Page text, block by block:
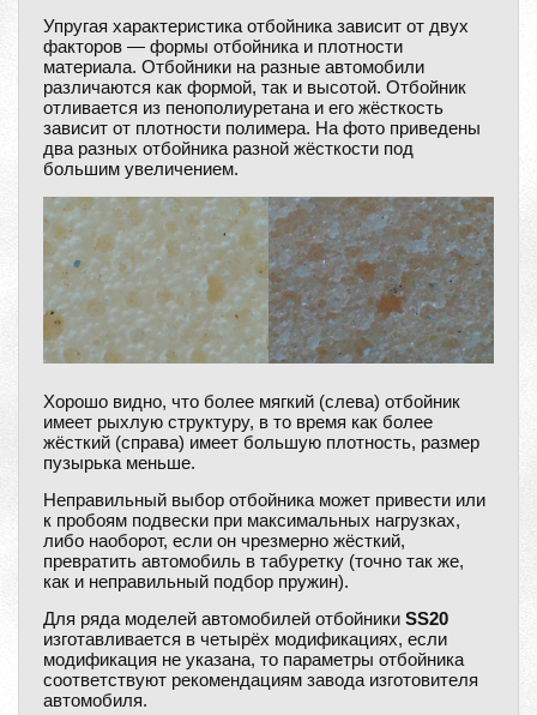
Упругая характеристика отбойника зависит от двух
факторов — формы отбойника и плотности
материала. Отбойники на разные автомобили
различаются как формой, так и высотой. Отбойник
отливается из пенополиуретана и его жёсткость
зависит от плотности полимера. На фото приведены
два разных отбойника разной жёсткости под
большим увеличением.
Хорошо видно, что более мягкий (слева) отбойник
имеет рыхлую структуру, в то время как более
жёсткий (справа) имеет большую плотность, размер
пузырька меньше.
Неправильный выбор отбойника может привести или
к пробоям подвески при максимальных нагрузках,
либо наоборот, если он чрезмерно жёсткий,
превратить автомобиль в табуретку (точно так же,
как и неправильный подбор пружин).
Для ряда моделей автомобилей отбойники SS20
изготавливается в четырёх модификациях, если
модификация не указана, то параметры отбойника
соответствуют рекомендациям завода изготовителя
автомобиля.